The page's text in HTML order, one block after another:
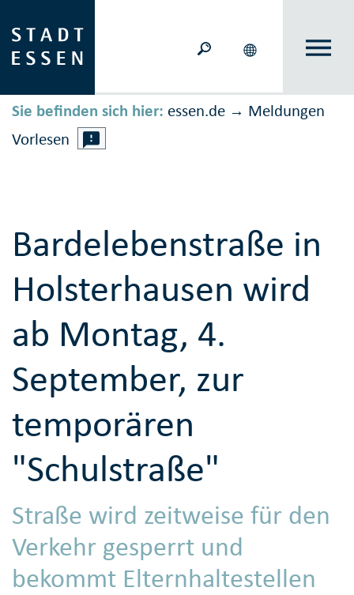
Sie befinden sich hier: essen.de → Meldungen
Vorlesen
Bardelebenstraße in
Holsterhausen wird
ab Montag, 4.
September, zur
temporären
"Schulstraße"
Straße wird zeitweise für den
Verkehr gesperrt und
bekommt Elternhaltestellen